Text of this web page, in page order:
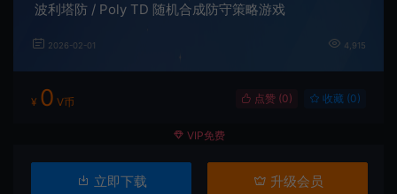
波利塔防 / Poly TD 随机合成防守策略游戏
2026-02-01 4,915
¥ 0 V币 点赞 (0) 收藏 (0)
VIP免费
立即下载 升级会员